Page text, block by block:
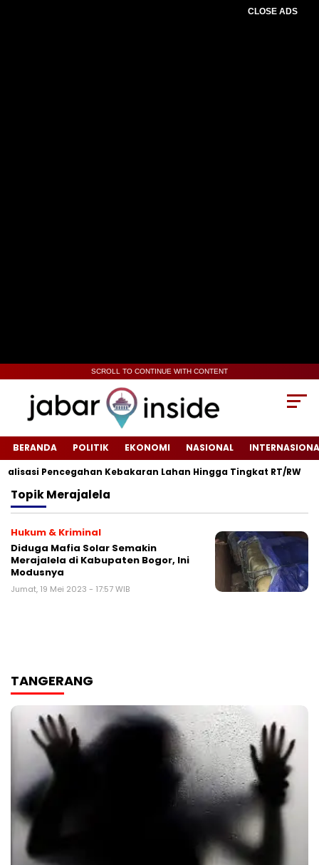
CLOSE ADS
SCROLL TO CONTINUE WITH CONTENT
BERANDA POLITIK EKONOMI NASIONAL
Pencegahan Kebakaran Lahan Hingga Tingkat RT/RW‎
TopikMerajalela
Hukum & Kriminal
Diduga Mafia Solar Semakin
Merajalela di Kabupaten Bogor, Ini
Modusnya
Jumat, 19 Mei 2023 - 17:57 WIB
TANGERANG